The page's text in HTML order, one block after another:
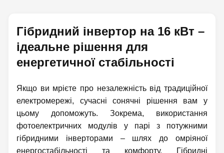
Гібридний інвертор на 16 кВт –
ідеальне рішення для
енергетичної стабільності
Якщо ви мрієте про незалежність від традиційної
електромережі, сучасні сонячні рішення вам у
цьому допоможуть. Зокрема, використання
фотоелектричних модулів у парі з потужними
гібридними інверторами – шлях до омріяної
енергостабільності та комфорту. Гібридні